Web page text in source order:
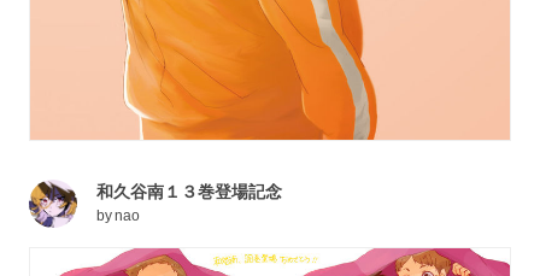
和久谷南１３巻登場記念
bynao